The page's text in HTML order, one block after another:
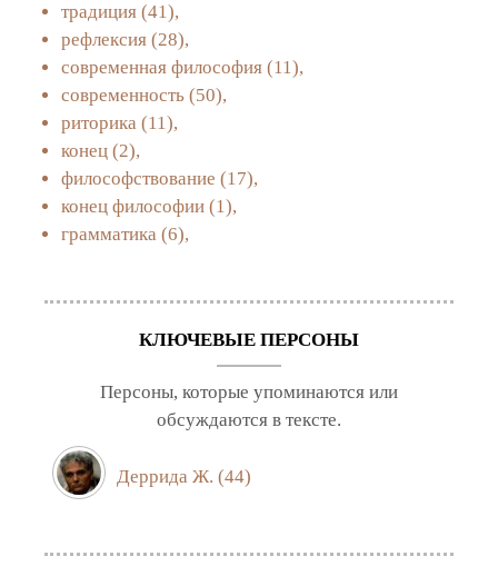
традиция (41),
рефлексия (28),
современная философия (11),
современность (50),
риторика (11),
конец (2),
философствование (17),
конец философии (1),
грамматика (6),
КЛЮЧЕВЫЕ ПЕРСОНЫ
Персоны, которые упоминаются или
обсуждаются в тексте.
Деррида Ж. (44)